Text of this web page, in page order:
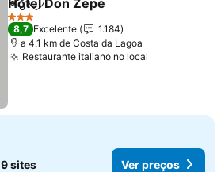
PartilharAdicionar aos favoritos
Hotel Don Zepe
3 Estrelas
8,7 Excelente
1.184
a 4.1 km de Costa da Lagoa
Restaurante italiano no local
9 sites Ver preços